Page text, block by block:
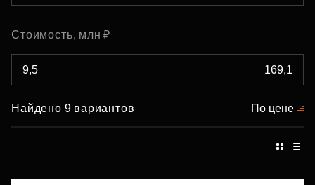
Стоимость, млн ₽
Найдено 9 вариантов По цене